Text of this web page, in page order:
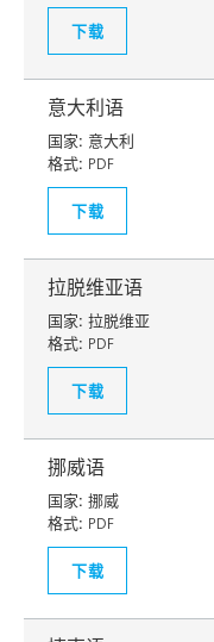
下载
意大利语
国家: 意大利
格式: PDF
下载
拉脱维亚语
国家: 拉脱维亚
格式: PDF
下载
挪威语
国家: 挪威
格式: PDF
下载